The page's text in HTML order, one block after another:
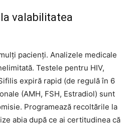
valabilitatea
pacienți. Analizele medicale
Testele pentru HIV,
expiră rapid (de regulă în 6
(AMH, FSH, Estradiol) sunt
Programează recoltările la
abia după ce ai certitudinea că